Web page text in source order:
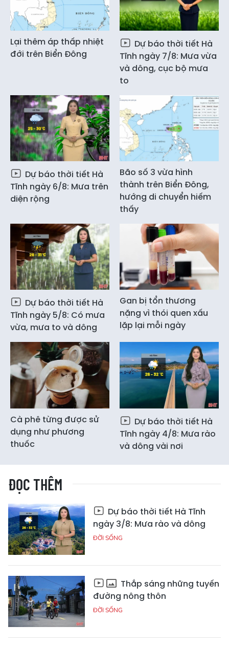
Lại thêm áp thấp nhiệt
đới trên Biển Đông
Dự báo thời tiết Hà
Tĩnh ngày 7/8: Mưa vừa
và dông, cục bộ mưa
to
Dự báo thời tiết Hà
Tĩnh ngày 6/8: Mưa trên
diện rộng
Bão số 3 vừa hình
thành trên Biển Đông,
hướng di chuyển hiếm
thấy
Dự báo thời tiết Hà
Tĩnh ngày 5/8: Có mưa
vừa, mưa to và dông
Gan bị tổn thương
nặng vì thói quen xấu
lặp lại mỗi ngày
Cà phê từng được sử
dụng như phương
thuốc
Dự báo thời tiết Hà
Tĩnh ngày 4/8: Mưa rào
và dông vài nơi
ĐỌC THÊM
Dự báo thời tiết Hà Tĩnh
ngày 3/8: Mưa rào và dông
ĐỜI SỐNG
Thắp sáng những tuyến
đường nông thôn
ĐỜI SỐNG